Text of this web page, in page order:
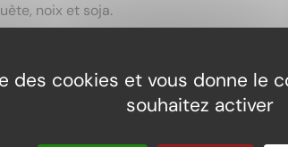
noix et soja.
des cookies et vous donne le
souhaitez activer